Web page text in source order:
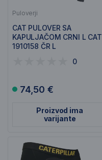
Puloverji
CAT PULOVER SA
KAPULJAČOM CRNI L CAT
1910158 ČR L
0
74,50 €
Proizvod ima
varijante